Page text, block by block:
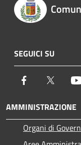
SEGUICI SU
Facebook Twitter
AMMINISTRAZIONE
Organi di